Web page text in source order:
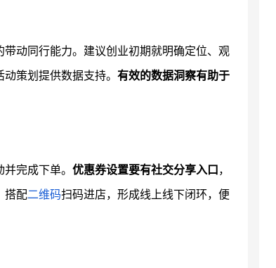
动同行能力。建议创业初期就明确定位、观
策划提供数据支持。 有效的数据洞察有助于
完成下单。 优惠券设置要有社交分享入口，
搭配二维码扫码进店，形成线上线下闭环，便